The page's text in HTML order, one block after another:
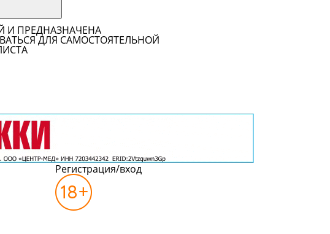
И ПРЕДНАЗНАЧЕНА
ДЛЯ САМОСТОЯТЕЛЬНОЙ
Регистрация/вход